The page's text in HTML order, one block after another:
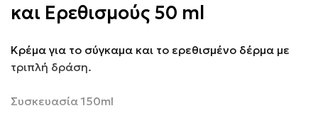
και Ερεθισμούς 50 ml
Κρέμα για το σύγκαμα και το ερεθισμένο δέρμα με
τριπλή δράση.
Συσκευασία 150ml